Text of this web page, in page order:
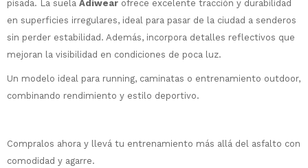
pisada. La suela Adiwear ofrece excelente tracción y durabilidad
en superficies irregulares, ideal para pasar de la ciudad a senderos
sin perder estabilidad. Además, incorpora detalles reflectivos que
mejoran la visibilidad en condiciones de poca luz.
Un modelo ideal para running, caminatas o entrenamiento outdoor,
combinando rendimiento y estilo deportivo.
Compralos ahora y llevá tu entrenamiento más allá del asfalto con
comodidad y agarre.
Celular
Fecha de nacimiento
que prefieras!
Elegí tus productos preferidos
Elegís Pago Después como metodo de pago
disponible puede variar por comercio
el inconveniente, por cualquier duda
contactanos en
preguntas@pagodespues.com.uy
Por favor intenta nuevamente mas tarde.